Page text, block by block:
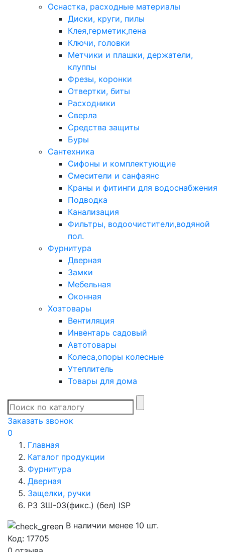
Оснастка, расходные материалы
Диски, круги, пилы
Клея,герметик,пена
Ключи, головки
Метчики и плашки, держатели,
клуппы
Фрезы, коронки
Отвертки, биты
Расходники
Сверла
Средства защиты
Буры
Сантехника
Сифоны и комплектующие
Смесители и санфаянс
Краны и фитинги для водоснабжения
Подводка
Канализация
Фильтры, водоочистители,водяной
пол.
Фурнитура
Дверная
Замки
Мебельная
Оконная
Хозтовары
Вентиляция
Инвентарь садовый
Автотовары
Колеса,опоры колесные
Утеплитель
Товары для дома
Заказать звонок
0
Главная
Каталог продукции
Фурнитура
Дверная
Защелки, ручки
РЗ ЗШ-03(фикс.) (бел) ISP
В наличии менее 10 шт.
Код: 17705